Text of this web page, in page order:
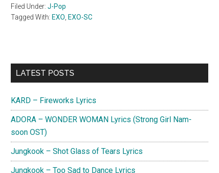
Filed Under:J-Pop
Tagged With: EXO EXO-SC
Primary
LATEST POSTS
KARD – Fireworks Lyrics
ADORA – WONDER WOMAN Lyrics (Strong Girl Nam-
soon OST)
Jungkook – Shot Glass of Tears Lyrics
Jungkook – Too Sad to Dance Lyrics